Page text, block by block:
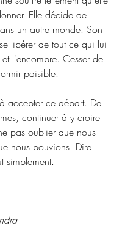
Elle décide de
un autre monde. Son
libérer de tout ce qui lui
l'encombre. Cesser de
paisible.
accepter ce départ. De
continuer à y croire
pas oublier que nous
nous pouvions. Dire
simplement.